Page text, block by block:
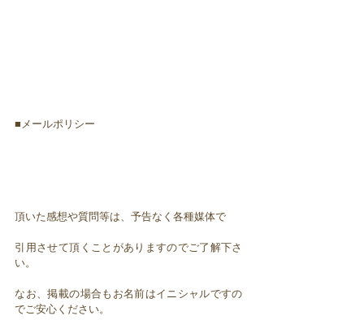
■メールポリシー
頂いた感想や質問等は、予告なく各種媒体で
引用させて頂くことがありますのでご了解下さ
い。
なお、掲載の場合もお名前はイニシャルですの
でご安心ください。